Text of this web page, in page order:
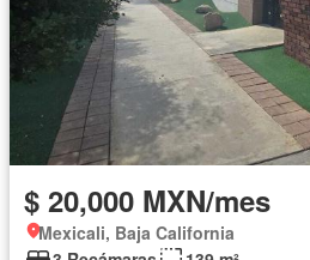
$ 20,000 MXN/mes
Mexicali, Baja California